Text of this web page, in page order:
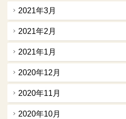
2021年3月
2021年2月
2021年1月
2020年12月
2020年11月
2020年10月